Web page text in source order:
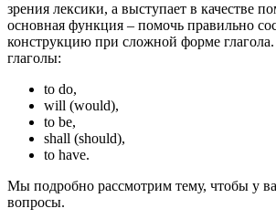
зрения лексики, а выступает в качестве
основная функция – помочь правильно
конструкцию при сложной форме
глаголы:
to do,
will (would),
to be,
shall (should),
to have.
Мы подробно рассмотрим тему, чтобы у
вопросы.